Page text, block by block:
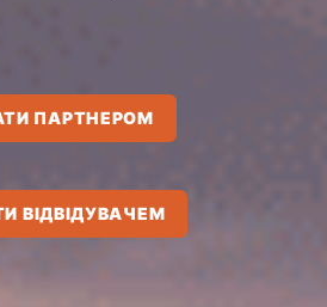
ПАРТНЕРОМ
ВІДВІДУВАЧЕМ